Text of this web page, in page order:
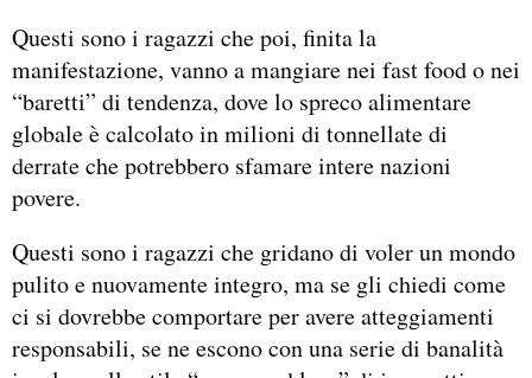
Questi sono i ragazzi che poi, finita la
manifestazione, vanno a mangiare nei fast food o nei
“baretti” di tendenza, dove lo spreco alimentare
globale è calcolato in milioni di tonnellate di
derrate che potrebbero sfamare intere nazioni
povere.
Questi sono i ragazzi che gridano di voler un mondo
pulito e nuovamente integro, ma se gli chiedi come
ci si dovrebbe comportare per avere atteggiamenti
responsabili, se ne escono con una serie di banalità